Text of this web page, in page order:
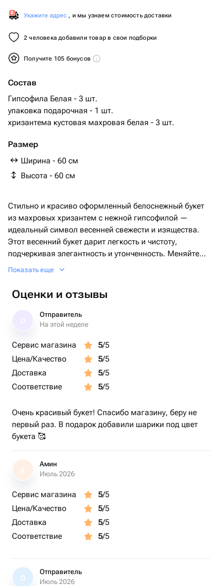
Укажите адрес , и мы узнаем стоимость доставки
2 человека добавили товар в свои подборки
Получите 105 бонусов
Состав
Гипсофила Белая - 3 шт.
упаковка подарочная - 1 шт.
хризантема кустовая махровая белая - 3 шт.
Размер
Ширина - 60 см
Высота - 60 см
Стильно и красиво оформленный белоснежный букет
из махровых хризантем с нежной гипсофилой —
идеальный символ весенней свежести и изящества.
Этот весенний букет дарит легкость и чистоту,
подчеркивая элегантность и утонченность. Меняйте
воду и делайте свежий срез стеблей ежедневно,
Следите, чтобы листва не была в воде, и вода была
минимум половиной высоты букета. Вместе с букетом
цветов получателю вручат памятку по уходу за цветами
и Ваши теплые, искренние пожелания в мини-открытке.
при оформлении заказа. Дополнительно к этому
товару вы можете заказать мягкую игрушку, коробку
конфет, воздушные шары, набор шоколада с
пожеланиями, фруктовую корзину.
Показать еще
Оценки и отзывы
Отправитель
На этой неделе
Сервис магазина 5/5
Цена/Качество
5/5
Доставка
5/5
Соответствие
5/5
Очень красивый букет! Спасибо магазину, беру не
первый раз. В подарок добавили шарики под цвет
букета 🥰
А
Амин
Июль 2026
Сервис магазина 5/5
Цена/Качество
5/5
Доставка
5/5
Соответствие
5/5
О
Отправитель
Июль 2026